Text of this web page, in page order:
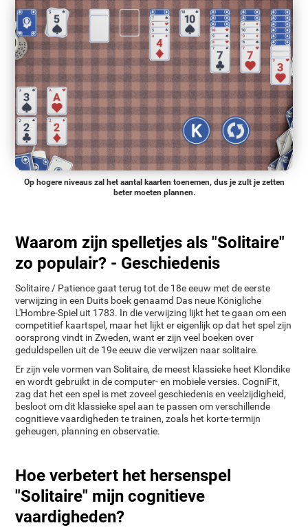
Op hogere niveaus zal het aantal kaarten toenemen, dus je zult je zetten
beter moeten plannen.
Waarom zijn spelletjes als "Solitaire"
zo populair? - Geschiedenis
Solitaire / Patience gaat terug tot de 18e eeuw met de eerste
verwijzing in een Duits boek genaamd Das neue Königliche
L'Hombre-Spiel uit 1783. In die verwijzing lijkt het te gaan om een
competitief kaartspel, maar het lijkt er eigenlijk op dat het spel zijn
oorsprong vindt in Zweden, want er zijn veel boeken over
geduldspellen uit de 19e eeuw die verwijzen naar solitaire.
Er zijn vele vormen van Solitaire, de meest klassieke heet Klondike
en wordt gebruikt in de computer- en mobiele versies. CogniFit,
zag dat het een spel is met zoveel geschiedenis en veelzijdigheid,
besloot om dit klassieke spel aan te passen om verschillende
cognitieve vaardigheden te trainen, zoals het korte-termijn
geheugen, planning en observatie.
Hoe verbetert het hersenspel
"Solitaire" mijn cognitieve
vaardigheden?